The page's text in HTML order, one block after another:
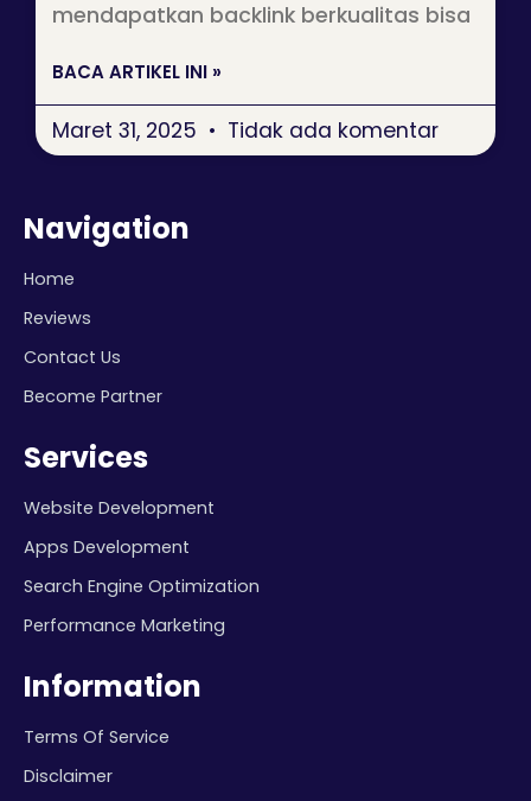
mendapatkan backlink berkualitas bisa
BACA ARTIKEL INI »
Maret 31, 2025 Tidak ada komentar
Navigation
Home
Reviews
Contact Us
Become Partner
Services
Website Development
Apps Development
Search Engine Optimization
Performance Marketing
Information
Terms Of Service
Disclaimer